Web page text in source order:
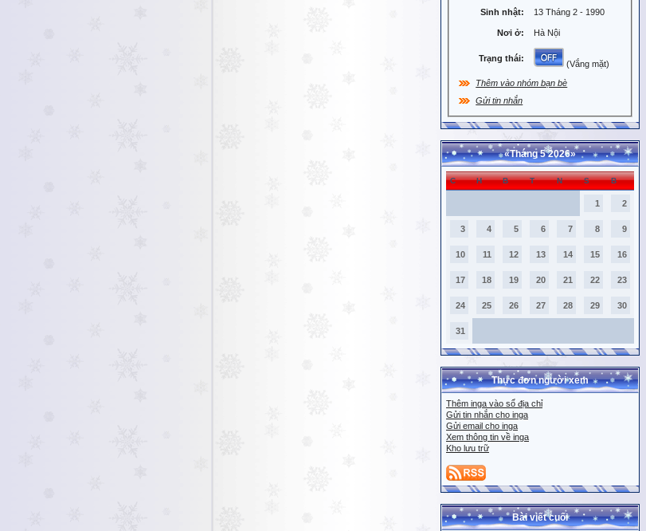
Sinh nhật: 13 Tháng 2 - 1990
Nơi ở: Hà Nội
Trạng thái:
(Vắng mặt)
Thêm vào nhóm bạn bè
Gửi tin nhắn
«Tháng 5 2026»
C H B T N S B
1 2
3 4 5 6 7 8 9
10 11 12 13 14 15 16
17 18 19 20 21 22 23
24 25 26 27 28 29 30
31
Thực đơn người xem
Thêm inga vào sổ địa chỉ
Gửi tin nhắn cho inga
Gửi email cho inga
Xem thông tin về inga
Kho lưu trữ
Bài viết cuối